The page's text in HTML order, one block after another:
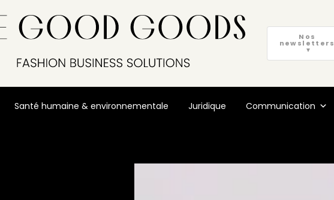
Nos
newsletters
▼
Santé humaine & environnementale Juridique Communication